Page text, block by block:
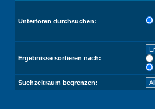
Unterforen durchsuchen:
Ergebnisse sortieren nach:
Suchzeitraum begrenzen: